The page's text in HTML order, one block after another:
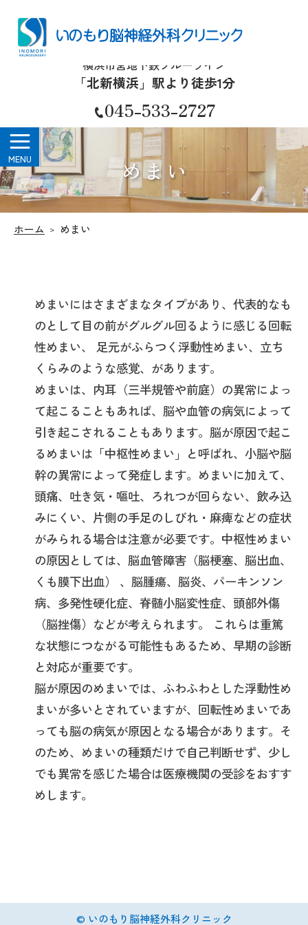
いのもり脳神経外科クリニック
横浜市営地下鉄ブルーライン
「北新横浜」駅より徒歩1分
045-533-2727
ホーム めまい
めまい
めまいにはさまざまなタイプがあり、代表的なも
のとして目の前がグルグル回るように感じる回転
性めまい、 足元がふらつく浮動性めまい、立ち
くらみのような感覚、があります。
めまいは、内耳（三半規管や前庭）の異常によっ
て起こることもあれば、脳や血管の病気によって
引き起こされることもあります。脳が原因で起こ
るめまいは「中枢性めまい」と呼ばれ、小脳や脳
幹の異常によって発症します。めまいに加えて、
頭痛、吐き気・嘔吐、ろれつが回らない、飲み込
みにくい、片側の手足のしびれ・麻痺などの症状
がみられる場合は注意が必要です。中枢性めまい
の原因としては、脳血管障害（脳梗塞、脳出血、
くも膜下出血） 、脳腫瘍、脳炎、パーキンソン
病、多発性硬化症、脊髄小脳変性症、頭部外傷
（脳挫傷）などが考えられます。 これらは重篤
な状態につながる可能性もあるため、早期の診断
と対応が重要です。
脳が原因のめまいでは、ふわふわとした浮動性め
まいが多いとされていますが、回転性めまいであ
っても脳の病気が原因となる場合があります。そ
のため、めまいの種類だけで自己判断せず、少し
でも異常を感じた場合は医療機関の受診をおすす
めします。
© いのもり脳神経外科クリニック